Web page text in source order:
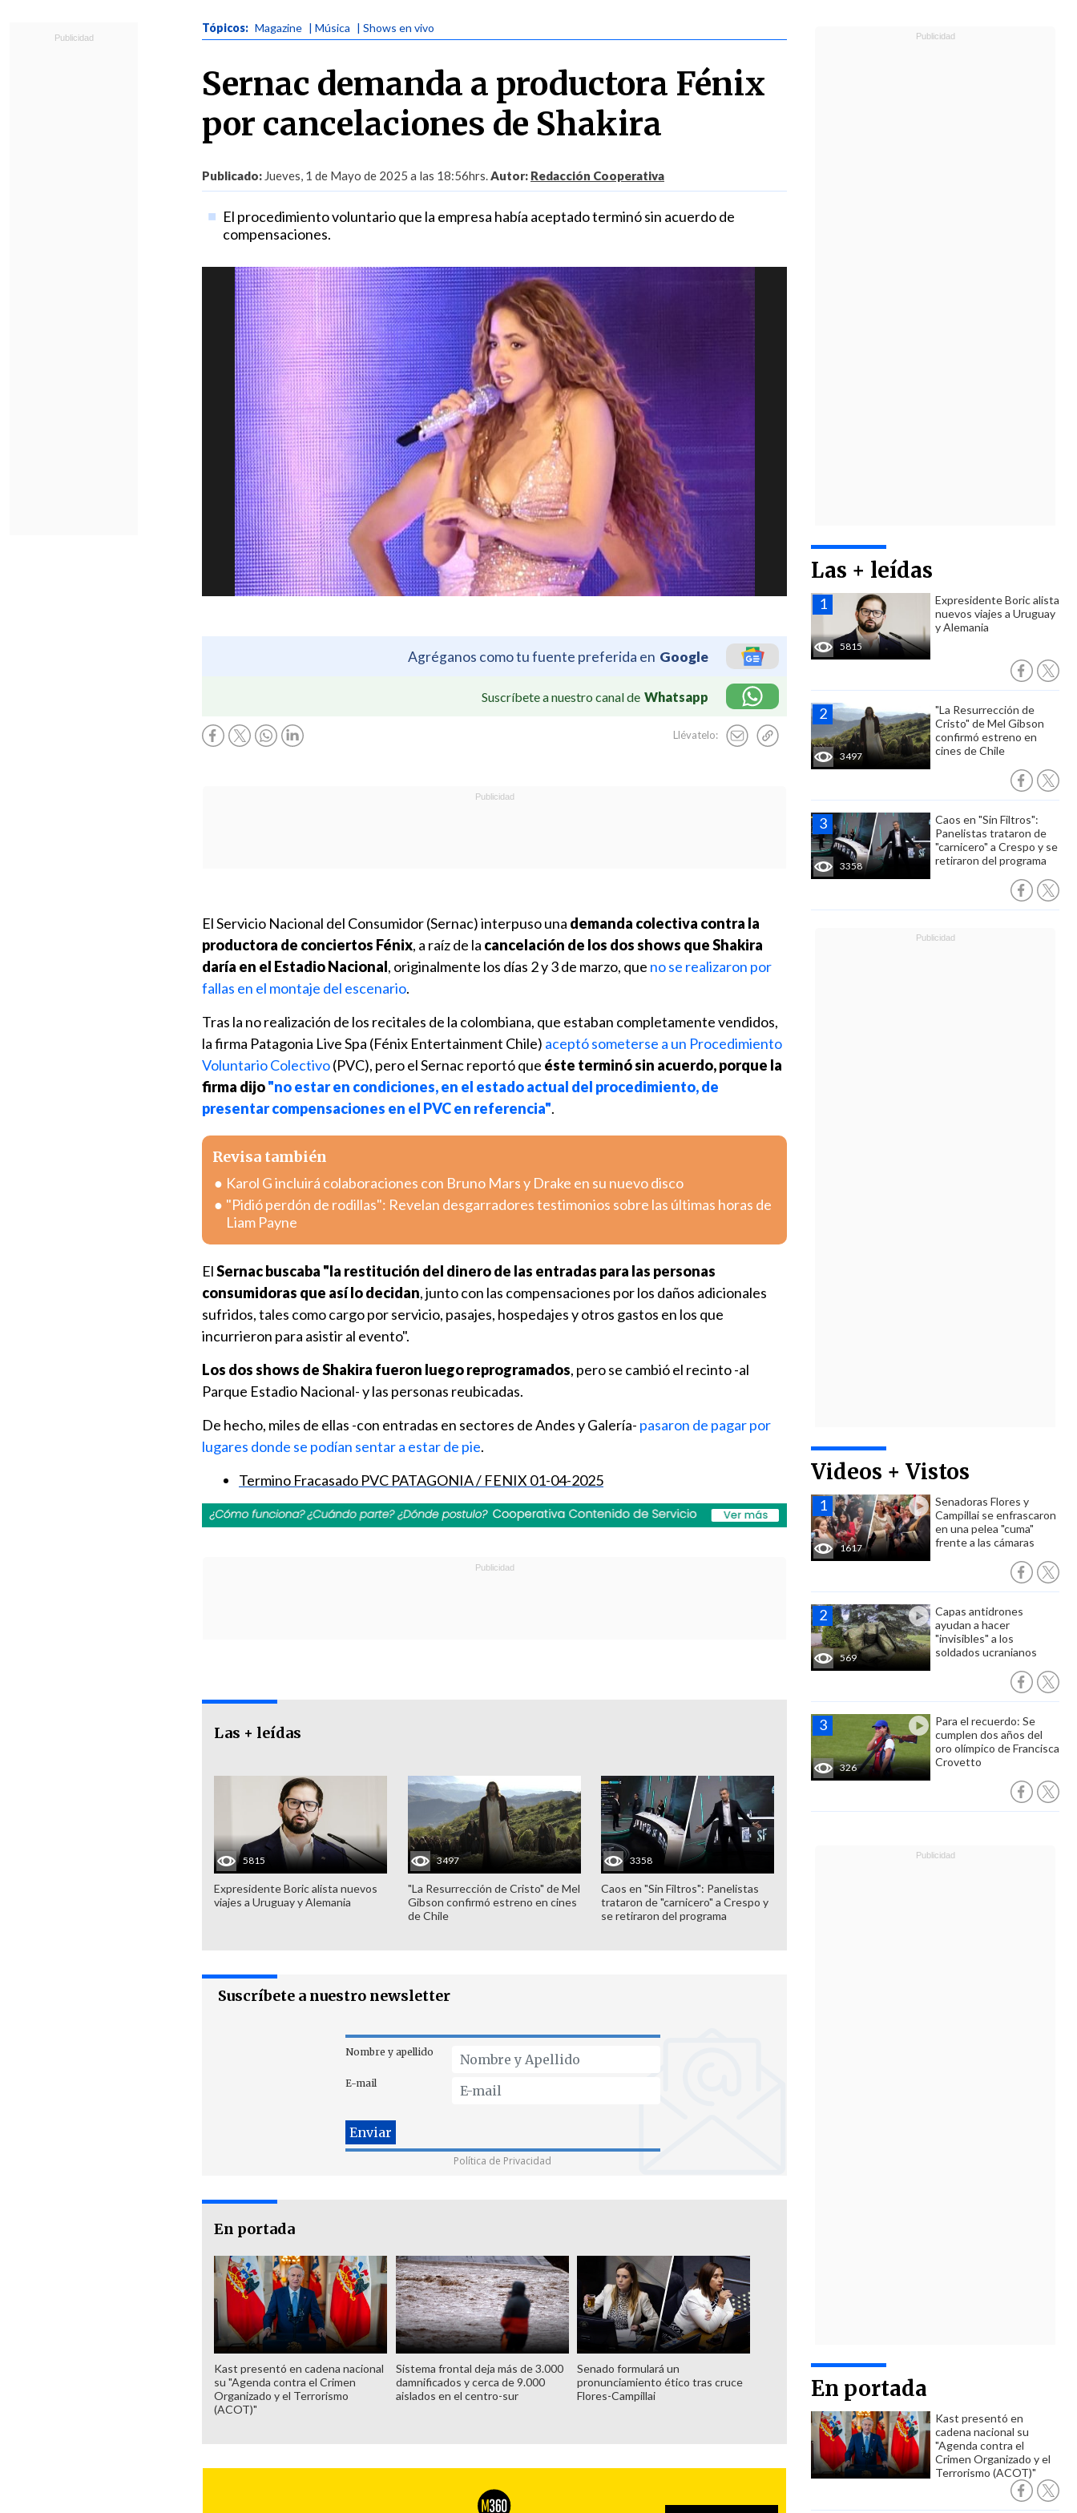
Tópicos: Magazine | Música | Shows en vivo
Sernac demanda a productora Fénix
por cancelaciones de Shakira
Publicado: Jueves, 1 de Mayo de 2025 a las 18:56hrs.Autor: Redacción Cooperativa
El procedimiento voluntario que la empresa había aceptado terminó sin acuerdo de
compensaciones.
Agréganos como tu fuente preferida en Google
Suscríbete a nuestro canal de Whatsapp
Llévatelo:
Las + leídas
5815
Expresidente Boric alista
nuevos viajes a Uruguay
y Alemania
3497
"La Resurrección de
Cristo" de Mel Gibson
confirmó estreno en
cines de Chile
3358
Caos en "Sin Filtros":
Panelistas trataron de
"carnicero" a Crespo y se
retiraron del programa
Videos + Vistos
1617
Senadoras Flores y
Campillai se enfrascaron
en una pelea "cuma"
frente a las cámaras
569
Capas antidrones
ayudan a hacer
"invisibles" a los
soldados ucranianos
326
Para el recuerdo: Se
cumplen dos años del
oro olímpico de Francisca
Crovetto
En portada
Kast presentó en
cadena nacional su
"Agenda contra el
Crimen Organizado y el
Terrorismo (ACOT)"
El Servicio Nacional del Consumidor (Sernac) interpuso una demanda colectiva contra la
productora de conciertos Fénix, a raíz de la cancelación de los dos shows que Shakira
daría en el Estadio Nacional, originalmente los días 2 y 3 de marzo, que no se realizaron por
fallas en el montaje del escenario.
Tras la no realización de los recitales de la colombiana, que estaban completamente vendidos,
la firma Patagonia Live Spa (Fénix Entertainment Chile) aceptó someterse a un Procedimiento
Voluntario Colectivo(PVC), pero el Sernac reportó que éste terminó sin acuerdo, porque la
firma dijo"no estar en condiciones, en el estado actual del procedimiento, de
presentar compensaciones en el PVC en referencia".
Revisa también
Karol G incluirá colaboraciones con Bruno Mars y Drake en su nuevo disco
"Pidió perdón de rodillas": Revelan desgarradores testimonios sobre las últimas horas de
Liam Payne
ElSernac buscaba "la restitución del dinero de las entradas para las personas
consumidoras que así lo decidan, junto con las compensaciones por los daños adicionales
sufridos, tales como cargo por servicio, pasajes, hospedajes y otros gastos en los que
incurrieron para asistir al evento".
Los dos shows de Shakira fueron luego reprogramados, pero se cambió el recinto -al
Parque Estadio Nacional- y las personas reubicadas.
De hecho, miles de ellas -con entradas en sectores de Andes y Galería- pasaron de pagar por
lugares donde se podían sentar a estar de pie.
Termino Fracasado PVC PATAGONIA / FENIX 01-04-2025
Las + leídas
5815
Expresidente Boric alista nuevos
viajes a Uruguay y Alemania
3497
"La Resurrección de Cristo" de Mel
Gibson confirmó estreno en cines
de Chile
3358
Caos en "Sin Filtros": Panelistas
trataron de "carnicero" a Crespo y
se retiraron del programa
Suscríbete a nuestro newsletter
Nombre y apellido
E-mail
Política de Privacidad
En portada
Kast presentó en cadena nacional
su "Agenda contra el Crimen
Organizado y el Terrorismo
(ACOT)"
Sistema frontal deja más de 3.000
damnificados y cerca de 9.000
aislados en el centro-sur
Senado formulará un
pronunciamiento ético tras cruce
Flores-Campillai